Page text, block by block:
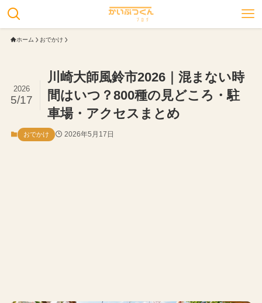
ホーム おでかけ
川崎大師風鈴市2026｜混まない時
間はいつ？800種の見どころ・駐
車場・アクセスまとめ
2026
5/17
おでかけ 2026年5月17日